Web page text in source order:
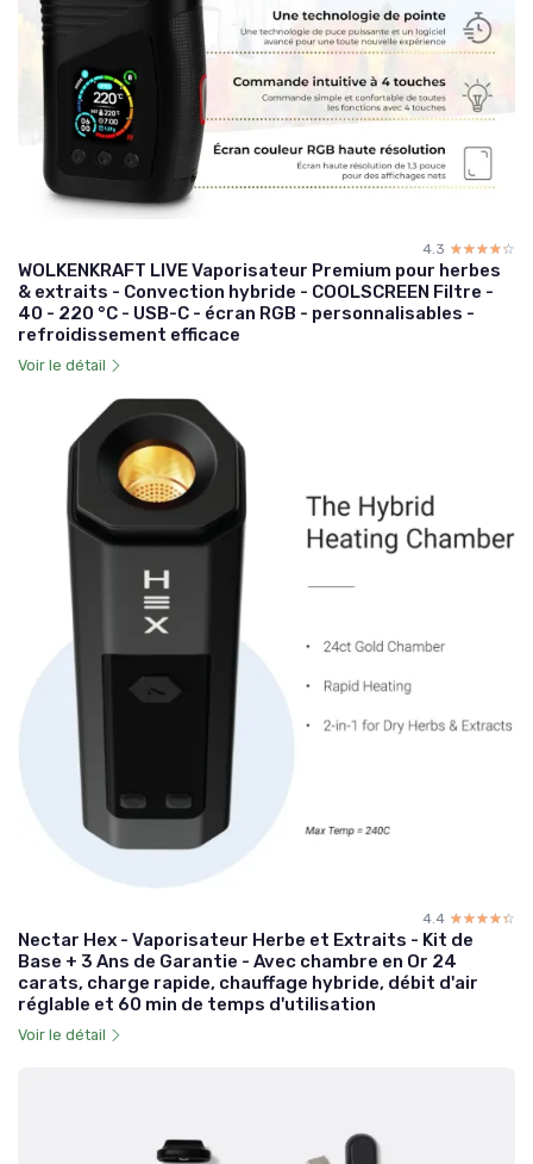
4.3 ☆☆☆☆☆
★★★★★
WOLKENKRAFT LIVE Vaporisateur Premium pour herbes
& extraits - Convection hybride - COOLSCREEN Filtre -
40 - 220 °C - USB-C - écran RGB - personnalisables -
refroidissement efficace
Voir le détail
4.4 ☆☆☆☆☆
★★★★★
Nectar Hex - Vaporisateur Herbe et Extraits - Kit de
Base + 3 Ans de Garantie - Avec chambre en Or 24
carats, charge rapide, chauffage hybride, débit d'air
réglable et 60 min de temps d'utilisation
Voir le détail